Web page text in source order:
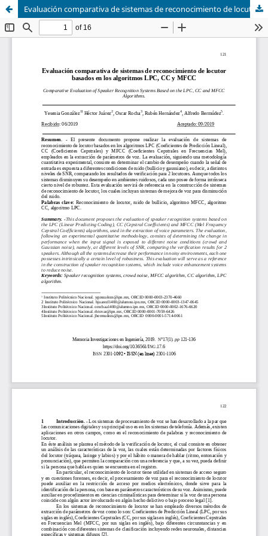
Evaluación comparativa de sistemas de reconocimiento de locutor basados en los algoritmos LPC, CC y MFCC